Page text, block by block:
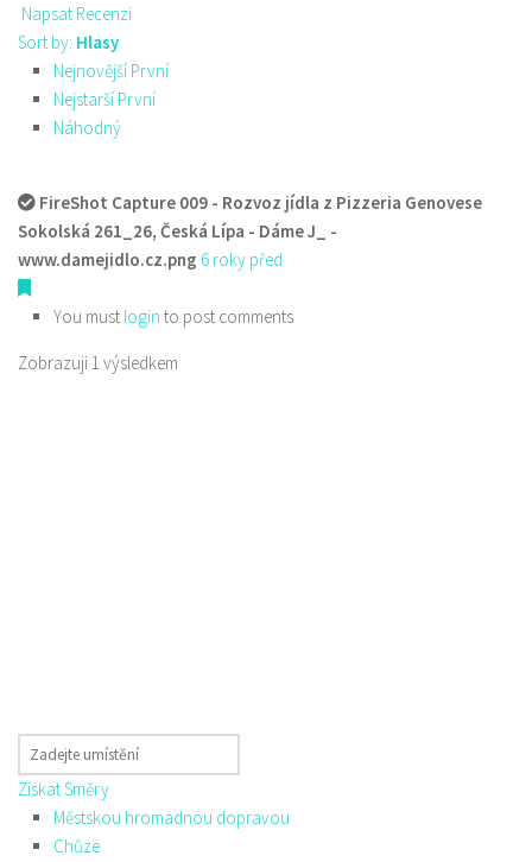
Napsat Recenzi
Sort by: Hlasy
Nejnovější První
Nejstarší První
Náhodný
FireShot Capture 009 - Rozvoz jídla z Pizzeria Genovese
Sokolská 261_26, Česká Lípa - Dáme J_ -
www.damejidlo.cz.png 6 roky před
You must login to post comments
Zobrazuji 1 výsledkem
Získat Směry
Městskou hromadnou dopravou
Chůze